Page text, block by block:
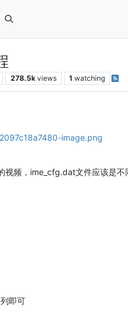
278.5k views 1 watching
频，ime_cfg.dat文件应该是
即可